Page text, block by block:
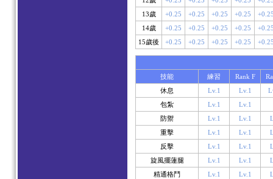
13歲
+0.25 +0.25 +0.25 +0.25
14歲
+0.25 +0.25 +0.25 +0.25
15歲後
+0.25 +0.25 +0.25 +0.25
技能 練習 Rank F
休息
Lv.1 Lv.1
包紮
Lv.1
Lv.1
防禦
Lv.1 Lv.1
重擊
Lv.1 Lv.1
反擊
Lv.1 Lv.1
旋風擺蓮腿
Lv.1 Lv.1
精通格鬥
Lv.1 Lv.1